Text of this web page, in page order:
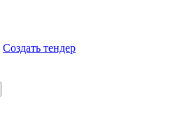
Создать тендер